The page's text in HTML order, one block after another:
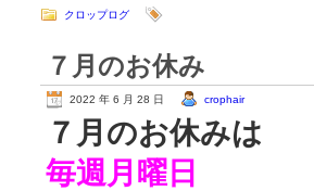
クロップログ
７月のお休み
2022 年 6 月 28 日 crophair
７月のお休みは
毎週月曜日